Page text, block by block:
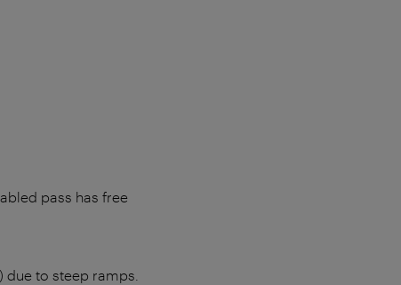
pass has free
to steep ramps.